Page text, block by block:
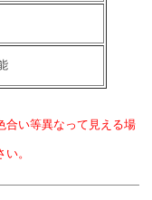
合い等異なって見える場
。